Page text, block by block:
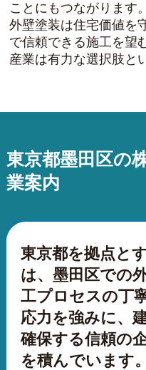
ことにもつながります。
外壁塗装は住宅価値を
で信頼できる施工を望
産業は有力な選択肢と
東京都墨田区の
業案内
東京都を拠点と
は、墨田区での
工プロセスの丁
応力を強みに、
確保する信頼の
を積んでいます。